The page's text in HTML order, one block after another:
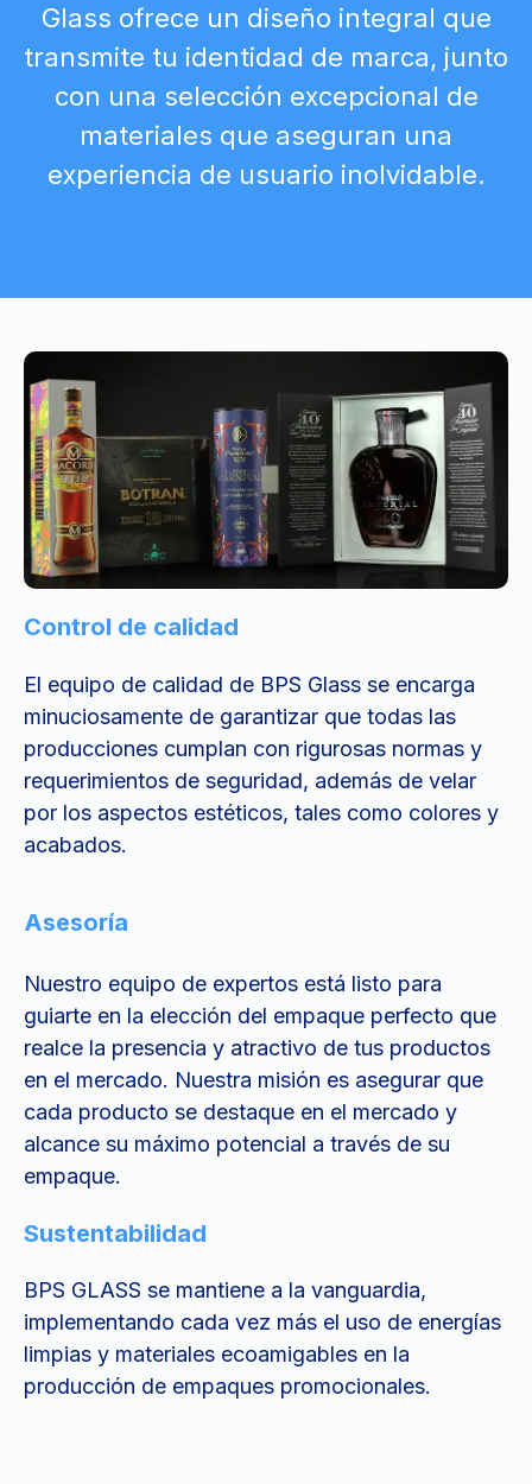
Glass ofrece un diseño integral que
transmite tu identidad de marca, junto
con una selección excepcional de
materiales que aseguran una
experiencia de usuario inolvidable.
Control de calidad
El equipo de calidad de BPS Glass se encarga
minuciosamente de garantizar que todas las
producciones cumplan con rigurosas normas y
requerimientos de seguridad, además de velar
por los aspectos estéticos, tales como colores y
acabados.
Asesoría
Nuestro equipo de expertos está listo para
guiarte en la elección del empaque perfecto que
realce la presencia y atractivo de tus productos
en el mercado. Nuestra misión es asegurar que
cada producto se destaque en el mercado y
alcance su máximo potencial a través de su
empaque.
Sustentabilidad
BPS GLASS se mantiene a la vanguardia,
implementando cada vez más el uso de energías
limpias y materiales ecoamigables en la
producción de empaques promocionales.